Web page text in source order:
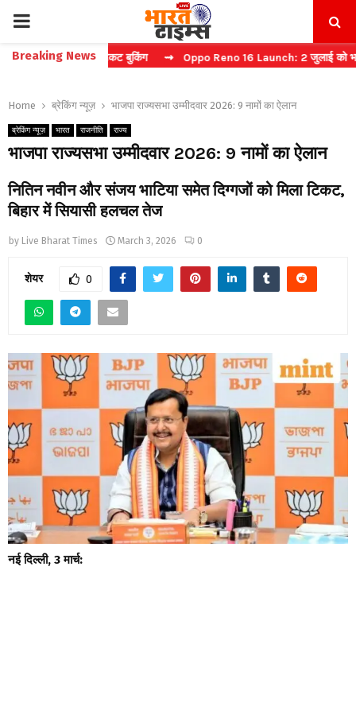
PRIMARY
MENU
Breaking News
करें फास्ट टिकट बुकिंग ⇝ Oppo Reno 16 Launch: 2 जुलाई को भारत में
Home ब्रेकिंग न्यूज़ भाजपा राज्यसभा उम्मीदवार 2026: 9 नामों का ऐलान
ब्रेकिंग न्यूज़ भारत राजनीति राज्य
भाजपा राज्यसभा उम्मीदवार 2026: 9 नामों का ऐलान
नितिन नवीन और संजय भाटिया समेत दिग्गजों को मिला टिकट,
बिहार में सियासी हलचल तेज
by Live Bharat Times March 3, 2026 0
शेयर 0
नई दिल्ली, 3 मार्च: